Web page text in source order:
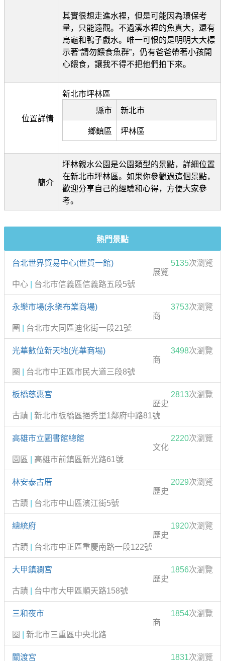
其實很想走進水裡，但是可能因為環保考
量，只能遠觀。不過溪水裡的魚真大，還有
烏龜和鴨子戲水。唯一可恨的是明明大大標
示著“請勿餵食魚群”，仍有爸爸帶著小孩開
心餵食，讓我不得不把他們拍下來。
位置詳情
新北市坪林區
縣市
新北市
鄉鎮區 坪林區
簡介
坪林親水公園是公園類型的景點，詳細位置
在新北市坪林區。如果你參觀過這個景點，
歡迎分享自己的經驗和心得，方便大家參
考。
熱門景點
台北世界貿易中心(世貿一館) 5135次瀏覽
展覽
中心
台北市信義區信義路五段5號
永樂市場(永樂布業商場) 3753次瀏覽
商
圈
台北市大同區迪化街一段21號
光華數位新天地(光華商場) 3498次瀏覽
商
圈
台北市中正區市民大道三段8號
板橋慈惠宮 2813次瀏覽
歷史
古蹟
新北市板橋區挹秀里1鄰府中路81號
高雄市立圖書館總館 2220次瀏覽
文化
園區
高雄市前鎮區新光路61號
林安泰古厝 2029次瀏覽
歷史
古蹟
台北市中山區濱江街5號
總統府 1920次瀏覽
歷史
古蹟
台北市中正區重慶南路一段122號
大甲鎮瀾宮 1856次瀏覽
歷史
古蹟
台中市大甲區順天路158號
三和夜市 1854次瀏覽
商
圈
新北市三重區中央北路
關渡宮 1831次瀏覽